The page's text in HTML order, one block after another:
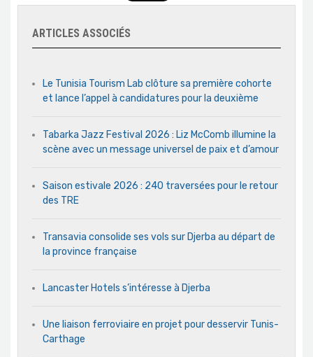
ARTICLES ASSOCIÉS
Le Tunisia Tourism Lab clôture sa première cohorte
et lance l’appel à candidatures pour la deuxième
Tabarka Jazz Festival 2026 : Liz McComb illumine la
scène avec un message universel de paix et d’amour
Saison estivale 2026 : 240 traversées pour le retour
des TRE
Transavia consolide ses vols sur Djerba au départ de
la province française
Lancaster Hotels s’intéresse à Djerba
Une liaison ferroviaire en projet pour desservir Tunis-
Carthage